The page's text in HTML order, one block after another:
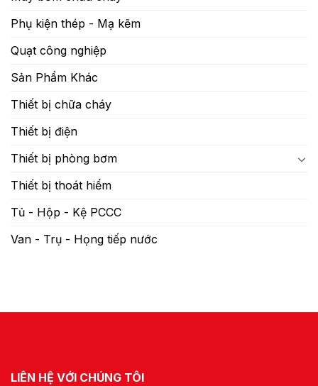
Phụ kiện thép - Mạ kẽm
Quạt công nghiệp
Sản Phẩm Khác
Thiết bị chữa cháy
Thiết bị điện
Thiết bị phòng bơm
Thiết bị thoát hiểm
Tủ - Hộp - Kệ PCCC
Van - Trụ - Họng tiếp nước
LIÊN HỆ VỚI CHÚNG TÔI